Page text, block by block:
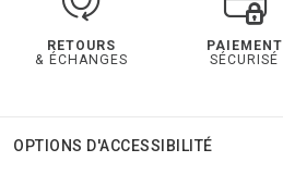
RETOURS
& ÉCHANGES
PAIEMENT
SÉCURISÉ
OPTIONS D'ACCESSIBILITÉ